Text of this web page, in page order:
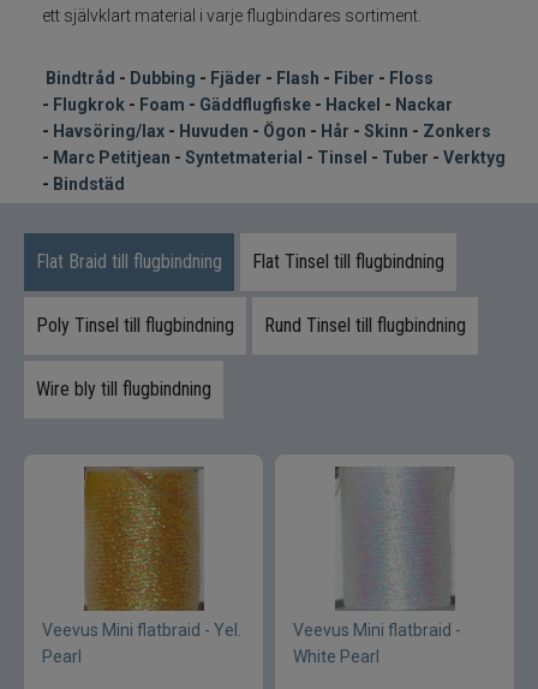
Tinsel
Tuber
Trolling
Specimenfiske
Varumärken
ett självklart material i varje flugbindares sortiment.
Bindtråd - Dubbing - Fjäder - Flash - Fiber - Floss
- Flugkrok - Foam - Gäddflugfiske - Hackel - Nackar
- Havsöring/lax - Huvuden - Ögon - Hår - Skinn - Zonkers
- Marc Petitjean - Syntetmaterial - Tinsel - Tuber - Verktyg
- Bindstäd
Flat Braid till flugbindning Flat Tinsel till flugbindning
Poly Tinsel till flugbindning Rund Tinsel till flugbindning
Wire bly till flugbindning
Veevus Mini flatbraid - Yel.
Pearl
Veevus Mini flatbraid -
White Pearl